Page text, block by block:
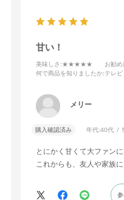
甘い！
美味しさ :★★★★★ お勧
何で商品を知りましたか:テレビ
メリー
購入確認済み 年代:40代
とにかく甘くて大ファン
これからも、友人や家族